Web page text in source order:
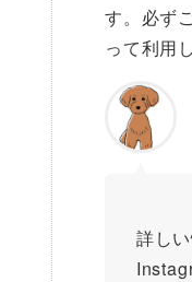
す。必ず
って利用
詳し